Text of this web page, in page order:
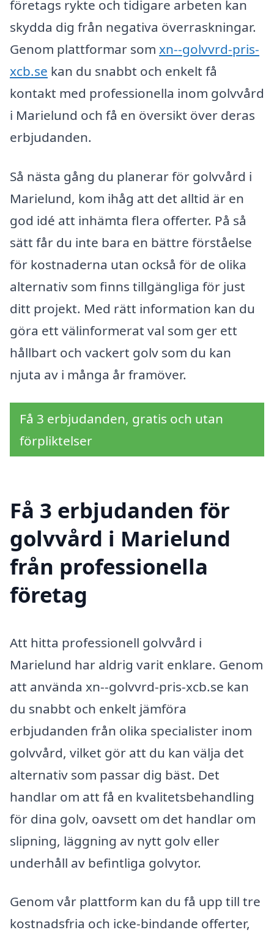
företags rykte och tidigare arbeten kan
skydda dig från negativa överraskningar.
Genom plattformar som xn--golvvrd-pris-
xcb.se kan du snabbt och enkelt få
kontakt med professionella inom golvvård
i Marielund och få en översikt över deras
erbjudanden.
Så nästa gång du planerar för golvvård i
Marielund, kom ihåg att det alltid är en
god idé att inhämta flera offerter. På så
sätt får du inte bara en bättre förståelse
för kostnaderna utan också för de olika
alternativ som finns tillgängliga för just
ditt projekt. Med rätt information kan du
göra ett välinformerat val som ger ett
hållbart och vackert golv som du kan
njuta av i många år framöver.
Få 3 erbjudanden, gratis och utan
förpliktelser
Få 3 erbjudanden för
golvvård i Marielund
från professionella
företag
Att hitta professionell golvvård i
Marielund har aldrig varit enklare. Genom
att använda xn--golvvrd-pris-xcb.se kan
du snabbt och enkelt jämföra
erbjudanden från olika specialister inom
golvvård, vilket gör att du kan välja det
alternativ som passar dig bäst. Det
handlar om att få en kvalitetsbehandling
för dina golv, oavsett om det handlar om
slipning, läggning av nytt golv eller
underhåll av befintliga golvytor.
Genom vår plattform kan du få upp till tre
kostnadsfria och icke-bindande offerter,